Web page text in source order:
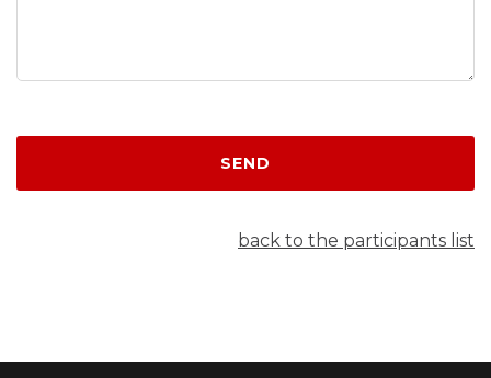
SEND
back to the participants list